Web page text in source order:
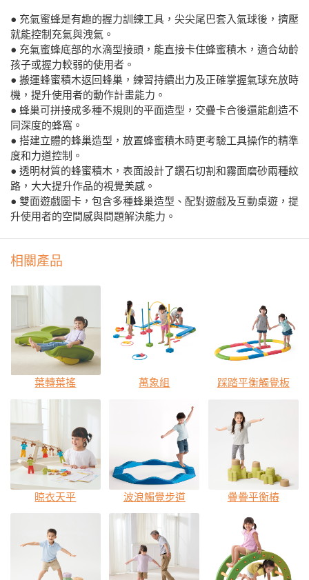
● 充氣蜜蜂是有趣的握力訓練工具，尖尖尾巴套入氣球後，擠壓
就能控制充氣與洩氣。
● 充氣蜜蜂底部的水滴型接頭，能直接卡住蜂蜜積木，適合幼齡
孩子或握力較弱的使用者。
● 搬運蜂蜜積木返回蜂巢，練習持續出力及正確掌握氣球充放時
機，提升使用者的動作計畫能力。
● 蜂巢可拼接成多種不規則的平面造型，交疊卡合後還能創造不
同深度的蜂窩。
● 搭建立體的蜂巢造型，放置蜂蜜積木時更考驗工具操作的精準
度和力道控制。
● 透明材質的蜂蜜積木，表面設計了鑽石切割和霧面磨砂兩種紋
路，大大提升作品的視覺美感。
● 雙面遊戲圖卡，包含多種蜂巢造型、配對遊戲及互動桌遊，提
升使用者的空間感與問題解決能力。
相關產品
葉轉葉搖 萬象組 踩踏平衡觸覺板
晾衣天平 波浪觸覺步道 疊疊平衡樁